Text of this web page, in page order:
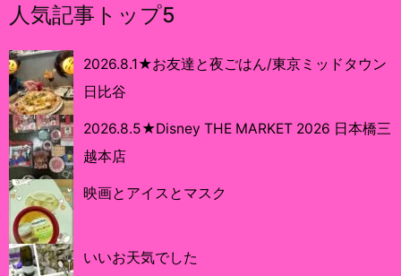
人気記事トップ5
2026.8.1★お友達と夜ごはん/東京ミッドタウン
日比谷
2026.8.5★Disney THE MARKET 2026 日本橋三
越本店
映画とアイスとマスク
いいお天気でした